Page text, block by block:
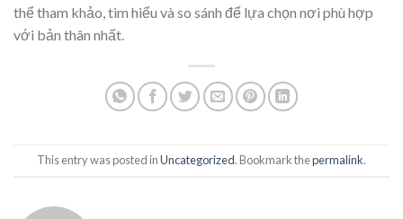
thể tham khảo, tìm hiểu và so sánh để lựa chọn nơi phù hợp
với bản thân nhất.
This entry was posted inUncategorized. Bookmark thepermalink.